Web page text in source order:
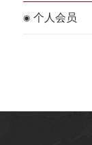
个人会员